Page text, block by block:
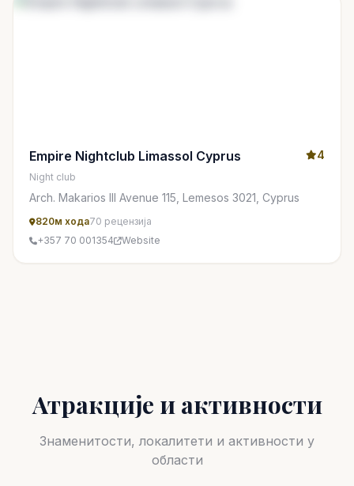
Empire Nightclub Limassol Cyprus 4
Night club
Arch. Makarios III Avenue 115, Lemesos 3021, Cyprus
820м хода70 рецензија
+357 70 001354
Website
Атракције и активности
Знаменитости, локалитети и активности у
области